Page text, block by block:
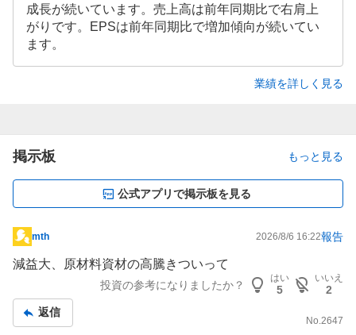
成長が続いています。売上高は前年同期比で右肩上
がりです。EPSは前年同期比で増加傾向が続いてい
ます。
業績を詳しく見る
掲示板 もっと見る
公式アプリで掲示板を見る
掲
示
記
事
mth 2026/8/6 16:22報告
減益大、原材料資材の高騰きついって
投資の参考になりましたか？
はい
5
いいえ
2
返信
No. 2647